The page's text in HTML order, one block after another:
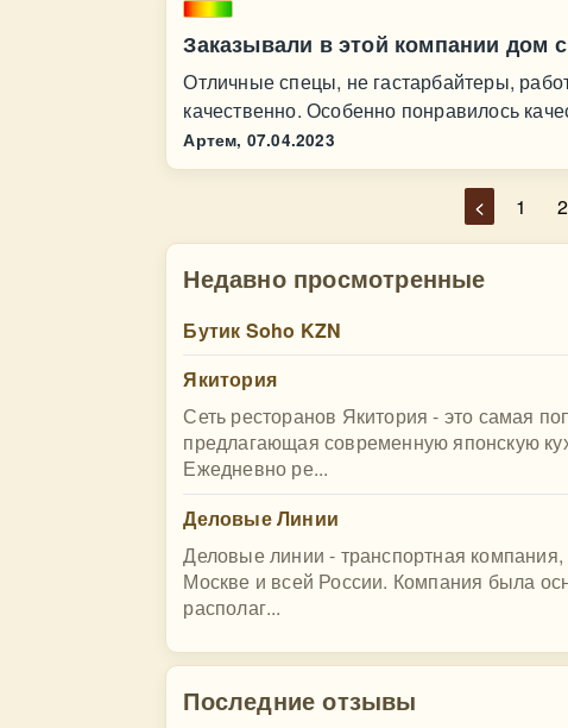
Заказывали в этой компании дом
Отличные спецы, не гастарбайтеры,
качественно. Особенно понравилось
Артем, 07.04.2023
< 1 2
Недавно просмотренные
Бутик Soho KZN
Якитория
Сеть ресторанов Якитория - это самая
предлагающая современную японскую
Ежедневно ре...
Деловые Линии
Деловые линии - транспортная
Москве и всей России. Компания была
располаг...
Последние отзывы